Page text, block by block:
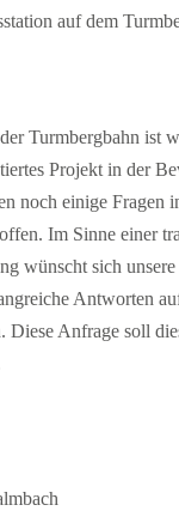
auf dem
Turmbergbahn ist
Projekt in der
noch einige Fragen
Im Sinne einer
wünscht sich
Antworten
Diese Anfrage soll